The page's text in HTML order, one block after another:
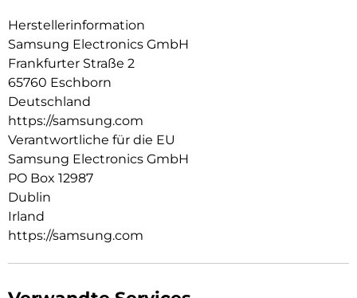
Herstellerinformation
Samsung Electronics GmbH
Frankfurter Straße 2
65760 Eschborn
Deutschland
https://samsung.com
Verantwortliche für die EU
Samsung Electronics GmbH
PO Box 12987
Dublin
Irland
https://samsung.com